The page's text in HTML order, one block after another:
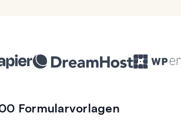
Formularvorlagen